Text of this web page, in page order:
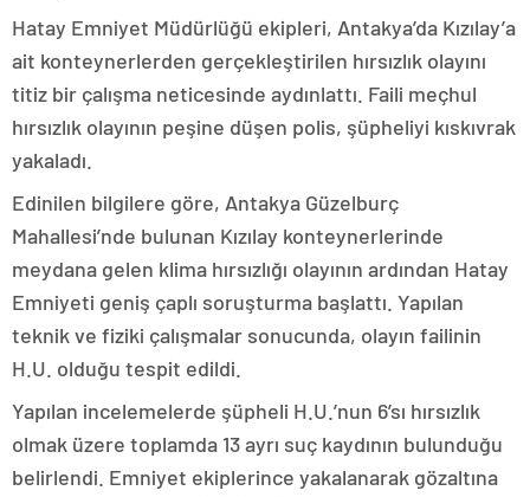
​Hatay Emniyet Müdürlüğü ekipleri, Antakya’da Kızılay’a
ait konteynerlerden gerçekleştirilen hırsızlık olayını
titiz bir çalışma neticesinde aydınlattı. Faili meçhul
hırsızlık olayının peşine düşen polis, şüpheliyi kıskıvrak
yakaladı.
​Edinilen bilgilere göre, Antakya Güzelburç
Mahallesi’nde bulunan Kızılay konteynerlerinde
meydana gelen klima hırsızlığı olayının ardından Hatay
Emniyeti geniş çaplı soruşturma başlattı. Yapılan
teknik ve fiziki çalışmalar sonucunda, olayın failinin
H.U. olduğu tespit edildi.
​Yapılan incelemelerde şüpheli H.U.’nun 6’sı hırsızlık
olmak üzere toplamda 13 ayrı suç kaydının bulunduğu
belirlendi. Emniyet ekiplerince yakalanarak gözaltına